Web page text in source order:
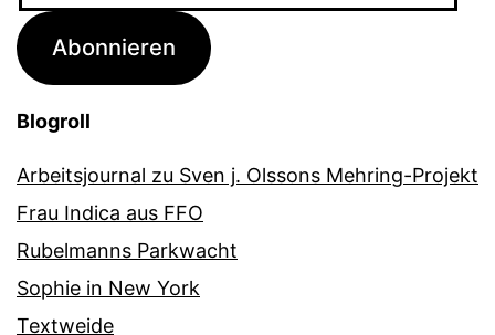
Adresse
Abonnieren
Blogroll
Arbeitsjournal zu Sven j. Olssons Mehring-Projekt
Frau Indica aus FFO
Rubelmanns Parkwacht
Sophie in New York
Textweide